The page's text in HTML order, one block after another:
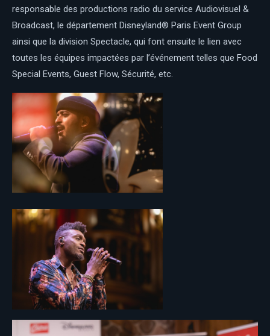
responsable des productions radio du service Audiovisuel &
Broadcast, le département Disneyland® Paris Event Group
ainsi que la division Spectacle, qui font ensuite le lien avec
toutes les équipes impactées par l’événement telles que Food
Special Events, Guest Flow, Sécurité, etc.